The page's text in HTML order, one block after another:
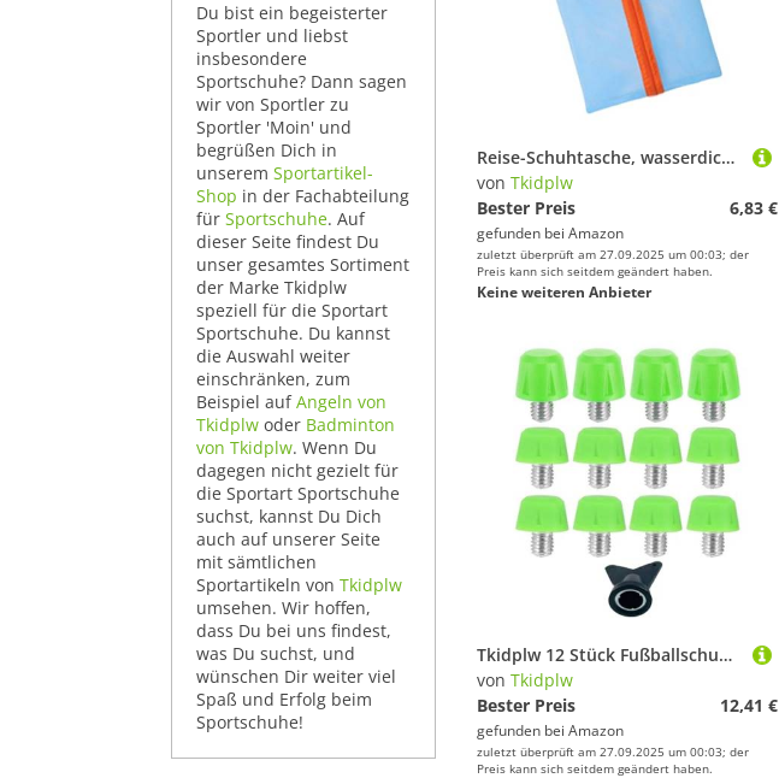
Du bist ein begeisterter
Sportler und liebst
insbesondere
Sportschuhe? Dann sagen
wir von Sportler zu
Sportler 'Moin' und
begrüßen Dich in
unserem Sportartikel-
Shop in der Fachabteilung
für Sportschuhe. Auf
dieser Seite findest Du
unser gesamtes Sortiment
der Marke Tkidplw
speziell für die Sportart
Sportschuhe. Du kannst
die Auswahl weiter
einschränken, zum
Beispiel aufAngeln von
Tkidplw oder Badminton
von Tkidplw. Wenn Du
dagegen nicht gezielt für
die Sportart Sportschuhe
suchst, kannst Du Dich
auch auf unserer Seite
mit sämtlichen
Sportartikeln von Tkidplw
umsehen. Wir hoffen,
dass Du bei uns findest,
was Du suchst, und
wünschen Dir weiter viel
Spaß und Erfolg beim
Sportschuhe!
Reise-Schuhtasche, wasserdicht, Organizer, staubdichte Aufbewahrung, Reißverschluss, Tasche für Fitnessstudio, Wandern, Camping, staubdichte Schuhe, Aufbewahrung, Organizer, wasserdicht, h
von Tkidplw
Bester Preis
6,83 €
gefunden bei Amazon
zuletzt überprüft am 27.09.2025 um 00:03; der
Preis kann sich seitdem geändert haben.
Keine weiteren Anbieter
Tkidplw 12 Stück Fußballschuh-Stollen, Fußball-Spikes, 6 mm Gewinde, Stollen, Schraubstollen, langlebige Spikes
von Tkidplw
Bester Preis
12,41 €
gefunden bei Amazon
zuletzt überprüft am 27.09.2025 um 00:03; der
Preis kann sich seitdem geändert haben.